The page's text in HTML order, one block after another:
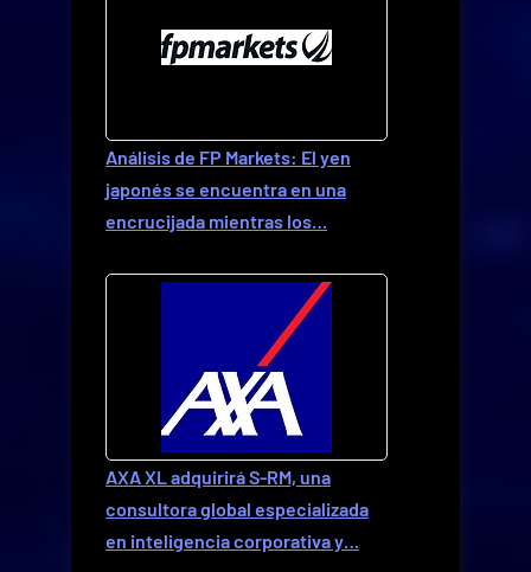
Análisis de FP Markets: El yen
japonés se encuentra en una
encrucijada mientras los…
AXA XL adquirirá S-RM, una
consultora global especializada
en inteligencia corporativa y…